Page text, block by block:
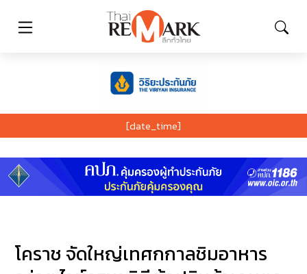
[date_time]
โคราช จัดใหญ่เทศกกาลชิมอาหาร